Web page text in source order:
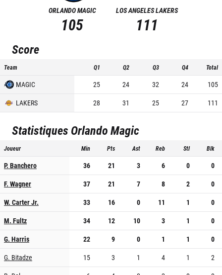
ORLANDO MAGIC
105
LOS ANGELES LAKERS
111
Score
Team Q1 Q2 Q3 Q4 Total
MAGIC 25 24 32 24
105
LAKERS
28 31 25 27 111
Statistiques Orlando Magic
Joueur Min Pts Ast Reb Stl Blk
P. Banchero 36 21 3 6 0
0
F. Wagner
37 21 7 8 2
0
W. Carter Jr.
33 16 0 11 1
0
M. Fultz
34 12 10 3 1
0
G. Harris
22 9 0 1 1
0
G. Bitadze
15 3 1 4 1
2